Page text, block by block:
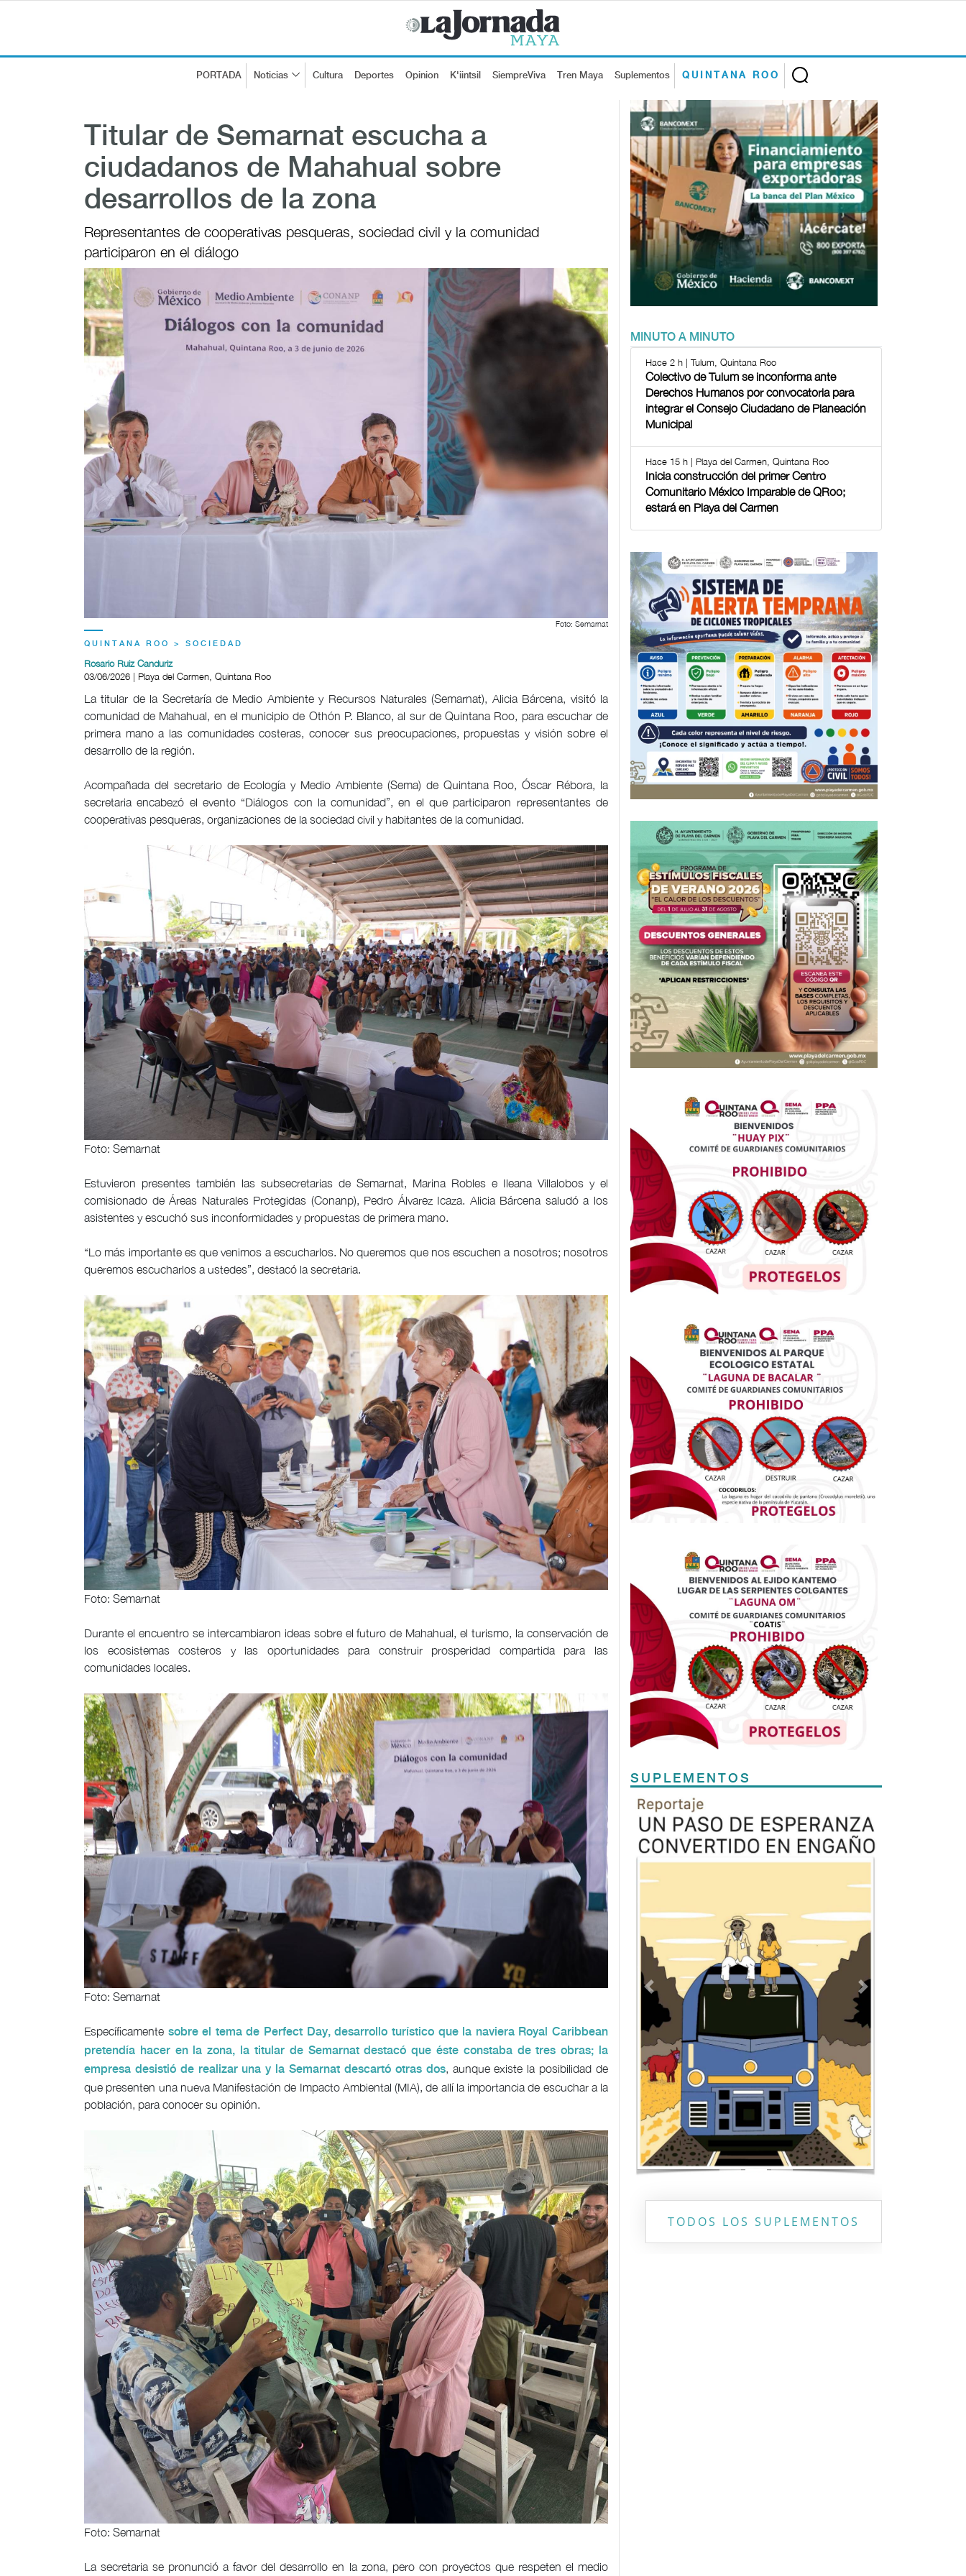
PORTADA Noticias Cultura Deportes Opinion K'iintsil SiempreViva Tren Maya Suplementos QUINTANA ROO
Titular de Semarnat escucha a
ciudadanos de Mahahual sobre
desarrollos de la zona
Representantes de cooperativas pesqueras, sociedad civil y la comunidad
participaron en el diálogo
Foto: Semarnat
QUINTANA ROO > SOCIEDAD
Rosario Ruiz Canduriz
03/06/2026 | Playa del Carmen, Quintana Roo
La titular de la Secretaría de Medio Ambiente y Recursos Naturales (Semarnat), Alicia Bárcena, visitó la
comunidad de Mahahual, en el municipio de Othón P. Blanco, al sur de Quintana Roo, para escuchar de
primera mano a las comunidades costeras, conocer sus preocupaciones, propuestas y visión sobre el
desarrollo de la región.
Acompañada del secretario de Ecología y Medio Ambiente (Sema) de Quintana Roo, Óscar Rébora, la
secretaria encabezó el evento “Diálogos con la comunidad”, en el que participaron representantes de
cooperativas pesqueras, organizaciones de la sociedad civil y habitantes de la comunidad.
Foto: Semarnat
Estuvieron presentes también las subsecretarias de Semarnat, Marina Robles e Ileana Villalobos y el
comisionado de Áreas Naturales Protegidas (Conanp), Pedro Álvarez Icaza. Alicia Bárcena saludó a los
asistentes y escuchó sus inconformidades y propuestas de primera mano.
“Lo más importante es que venimos a escucharlos. No queremos que nos escuchen a nosotros; nosotros
queremos escucharlos a ustedes”, destacó la secretaria.
Foto: Semarnat
Durante el encuentro se intercambiaron ideas sobre el futuro de Mahahual, el turismo, la conservación de
los ecosistemas costeros y las oportunidades para construir prosperidad compartida para las
comunidades locales.
Foto: Semarnat
Específicamente sobre el tema de Perfect Day, desarrollo turístico que la naviera Royal Caribbean
pretendía hacer en la zona, la titular de Semarnat destacó que éste constaba de tres obras; la
empresa desistió de realizar una y la Semarnat descartó otras dos, aunque existe la posibilidad de
que presenten una nueva Manifestación de Impacto Ambiental (MIA), de allí la importancia de escuchar a la
población, para conocer su opinión.
Foto: Semarnat
La secretaria se pronunció a favor del desarrollo en la zona, pero con proyectos que respeten el medio
MINUTO A MINUTO
Hace 2 h | Tulum, Quintana Roo
Colectivo de Tulum se inconforma ante
Derechos Humanos por convocatoria para
integrar el Consejo Ciudadano de Planeación
Municipal
Hace 15 h | Playa del Carmen, Quintana Roo
Inicia construcción del primer Centro
Comunitario México Imparable de QRoo;
estará en Playa del Carmen
SUPLEMENTOS
Previous
TODOS LOS SUPLEMENTOS